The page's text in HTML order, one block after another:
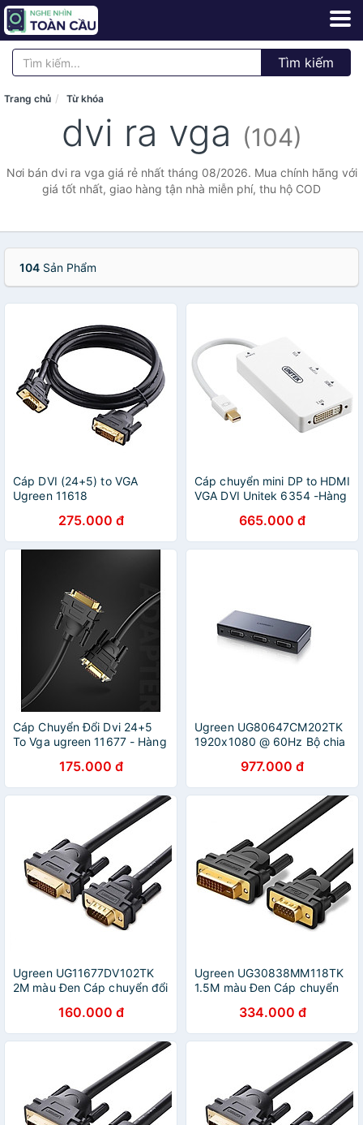
Tìm kiếm
Trang chủ Từ khóa
dvi ra vga (104)
Nơi bán dvi ra vga giá rẻ nhất tháng 08/2026. Mua chính hãng với
giá tốt nhất, giao hàng tận nhà miễn phí, thu hộ COD
104 Sản Phẩm
Cáp DVI (24+5) to VGA
Ugreen 11618
275.000 đ
Cáp chuyển mini DP to HDMI
VGA DVI Unitek 6354 -Hàng
665.000 đ
Cáp Chuyển Đổi Dvi 24+5
To Vga ugreen 11677 - Hàng
175.000 đ
Ugreen UG80647CM202TK
1920x1080 @ 60Hz Bộ chia
DVI 24+1 - HÀNG CHÍNH
HÃNG
977.000 đ
Ugreen UG11677DV102TK
2M màu Đen Cáp chuyển đổi
HÀNG CHÍNH HÃNG
160.000 đ
Ugreen UG30838MM118TK
1.5M màu Đen Cáp chuyển
HÀNG CHÍNH HÃNG
334.000 đ